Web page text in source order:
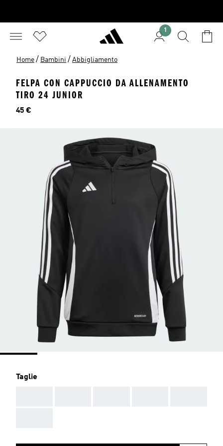
1
Home / Bambini / Abbigliamento
FELPA CON CAPPUCCIO DA ALLENAMENTO
TIRO 24 JUNIOR
Prezzo
45 €
Taglie